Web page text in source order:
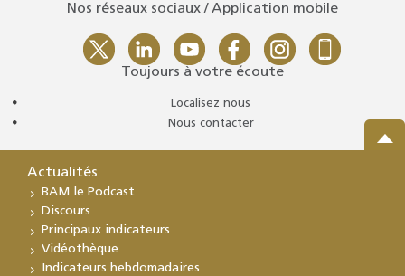
Nos réseaux sociaux / Application mobile
Toujours à votre écoute
Localisez nous
Nous contacter
Actualités
BAM le Podcast
Discours
Principaux indicateurs
Vidéothèque
Indicateurs hebdomadaires